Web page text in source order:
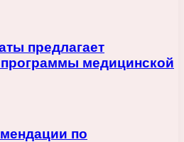
предлагает
медицинской
по